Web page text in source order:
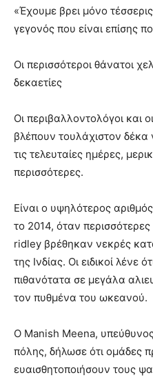
«Έχουμε βρει μόνο
γεγονός που είναι επίσης
Οι περισσότεροι θάνατοι
δεκαετίες
Οι περιβαλλοντολόγοι και
βλέπουν τουλάχιστον
τις τελευταίες ημέρες,
περισσότερες.
Είναι ο υψηλότερος
το 2014, όταν
ridley βρέθηκαν νεκρές
της Ινδίας. Οι ειδικοί λένε
πιθανότατα σε μεγάλα
τον πυθμένα του ωκεανού.
Ο Manish Meena,
πόλης, δήλωσε ότι ομάδες
ευαισθητοποιήσουν τους